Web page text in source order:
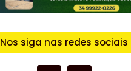
Nos siga nas redes sociais